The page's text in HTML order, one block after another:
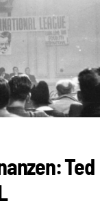
Ted